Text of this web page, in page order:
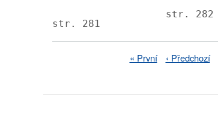
str. 281
str. 282
First
« První
Previous
‹ Předchozí